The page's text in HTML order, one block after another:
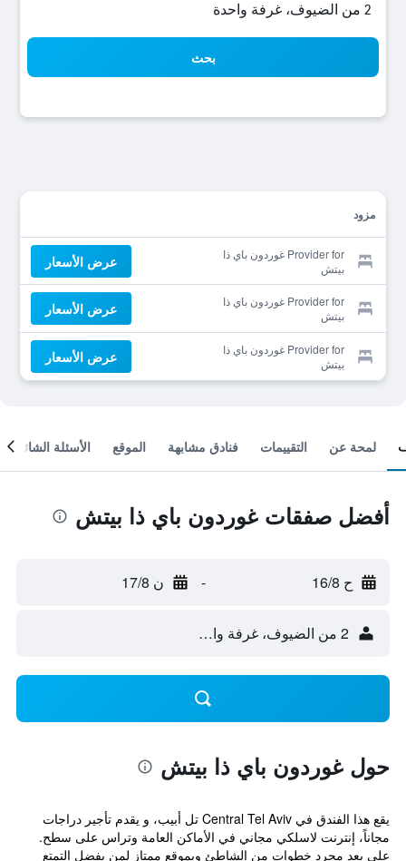
2 من الضيوف، غرفة واحدة
بحث
مزود
Provider for غوردون باي ذا
بيتش
عرض الأسعار
Provider for غوردون باي ذا
بيتش
عرض الأسعار
Provider for غوردون باي ذا
بيتش
عرض الأسعار
لمحة عن التقييمات فنادق مشابهة الموقع الأسئلة الشائعة
أفضل صفقات غوردون باي ذا بيتش
ح 16/8 - ن 17/8
2 من الضيوف، غرفة واحدة
حول غوردون باي ذا بيتش
يقع هذا الفندق في Central Tel Aviv تل أبيب، و يقدم تأجير دراجات
مجاناً، إنترنت لاسلكي مجاني في الأماكن العامة وتراس على سطح.
على بعد مجرد خطوات من الشاطئ وبموقع ممتاز لمن يفضل التمتع